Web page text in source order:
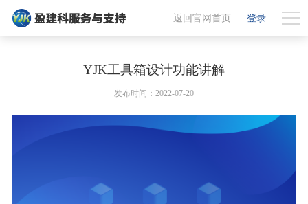
登录
返回官网首页
YJK工具箱设计功能讲解
发布时间：2022-07-20